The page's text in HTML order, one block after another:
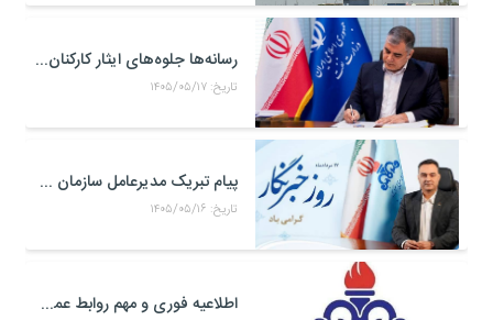
رسانه‌ها جلوه‌های ایثار کارکنان صنعت نفت را منعکس کردند
تاریخ: ۱۴۰۵/۰۵/۱۷
پیام تبریک مدیرعامل سازمان منطقه ویژه اقتصادی پتروشیمی به مناسبت روز خبرنگار
تاریخ: ۱۴۰۵/۰۵/۱۶
اطلاعیه فوری و مهم روابط عمومی و سخنگوی کمیته مدیریت بحران منطقه ويژه اقتصادی پتروشيمی